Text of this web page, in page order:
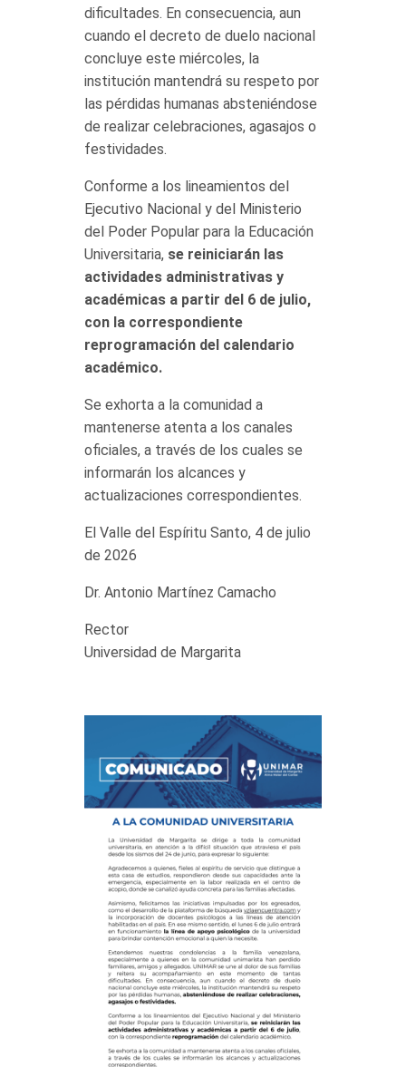
dificultades. En consecuencia, aun
cuando el decreto de duelo nacional
concluye este miércoles, la
institución mantendrá su respeto por
las pérdidas humanas absteniéndose
de realizar celebraciones, agasajos o
festividades.
Conforme a los lineamientos del
Ejecutivo Nacional y del Ministerio
del Poder Popular para la Educación
Universitaria,se reiniciarán las
actividades administrativas y
académicas a partir del 6 de julio,
con la correspondiente
reprogramación del calendario
académico.
Se exhorta a la comunidad a
mantenerse atenta a los canales
oficiales, a través de los cuales se
informarán los alcances y
actualizaciones correspondientes.
El Valle del Espíritu Santo, 4 de julio
de 2026
Dr. Antonio Martínez Camacho
Rector
Universidad de Margarita